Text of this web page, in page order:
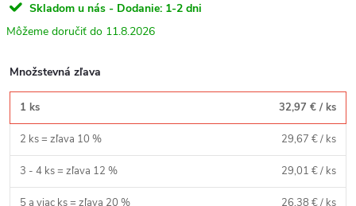
Skladom u nás - Dodanie: 1-2 dni
11.8.2026
Množstevná zľava
1 ks 32,97 € / ks
2 ks = zľava 10 % 29,67 €/ ks
3 - 4 ks = zľava 12 % 29,01 €/ ks
5 a viac ks = zľava 20 % 26,38 €/ ks